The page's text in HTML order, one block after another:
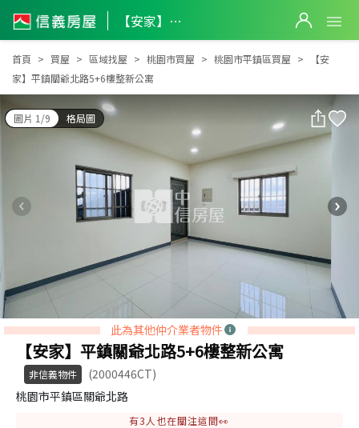
【安家】平鎮關爺北路5+6樓整新公寓
【安家】平鎮關爺北路5+6樓整新公寓
首頁 買屋 區域找屋 桃園市買屋 桃園市平鎮區買屋
【安
家】平鎮關爺北路5+6樓整新公寓
圖片 1/9 格局圖
此為其他仲介業者物件
【安家】平鎮關爺北路5+6樓整新公寓
非信義物件
(2000446CT)
桃園市平鎮區關爺北路
有3 人也在關注這間👀